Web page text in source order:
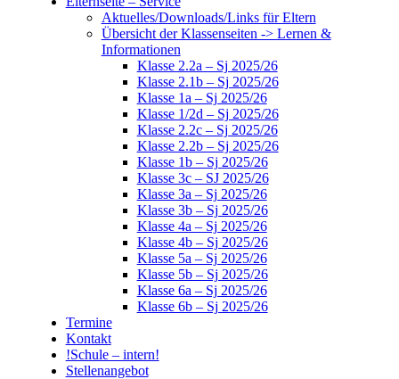
Aktuelles/Downloads/Links für Eltern
Übersicht der Klassenseiten -> Lernen &
Informationen
Klasse 2.2a – Sj 2025/26
Klasse 2.1b – Sj 2025/26
Klasse 1a – Sj 2025/26
Klasse 1/2d – Sj 2025/26
Klasse 2.2c – Sj 2025/26
Klasse 2.2b – Sj 2025/26
Klasse 1b – Sj 2025/26
Klasse 3c – SJ 2025/26
Klasse 3a – Sj 2025/26
Klasse 3b – Sj 2025/26
Klasse 4a – Sj 2025/26
Klasse 4b – Sj 2025/26
Klasse 5a – Sj 2025/26
Klasse 5b – Sj 2025/26
Klasse 6a – Sj 2025/26
Klasse 6b – Sj 2025/26
Termine
Kontakt
!Schule – intern!
Stellenangebot